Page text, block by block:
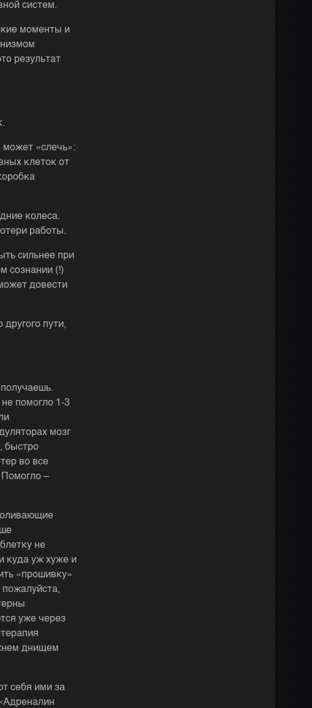
систем.
моменты и
результат
«слечь»:
клеток от
колеса.
работы.
сильнее при
сознании (!)
довести
пути,
помогло 1-3
мозг
быстро
во все
Помогло –
не
куда уж хуже и
«прошивку»
пожалуйста,
уже через
днищем
себя ими за